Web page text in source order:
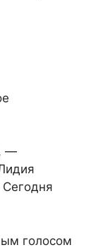
—
Сегодня
голосом